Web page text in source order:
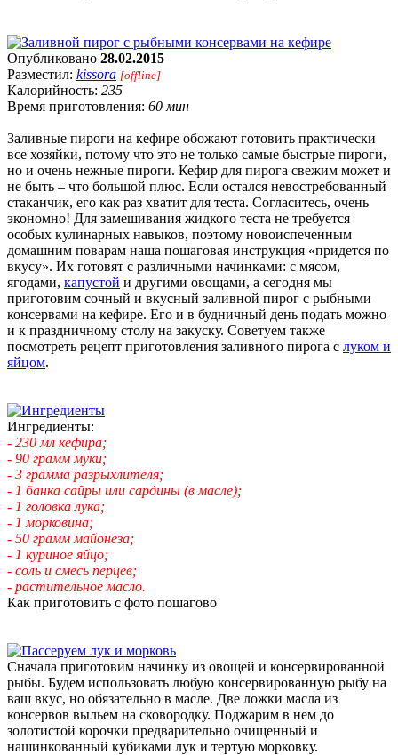
Опубликовано 28.02.2015
Разместил: kissora [offline]
Калорийность: 235
Время приготовления: 60 мин
Заливные пироги на кефире обожают готовить практически
все хозяйки, потому что это не только самые быстрые пироги,
но и очень нежные пироги. Кефир для пирога свежим может и
не быть – что большой плюс. Если остался невостребованный
стаканчик, его как раз хватит для теста. Согласитесь, очень
экономно! Для замешивания жидкого теста не требуется
особых кулинарных навыков, поэтому новоиспеченным
домашним поварам наша пошаговая инструкция «придется по
вкусу». Их готовят с различными начинками: с мясом,
ягодами, капустой и другими овощами, а сегодня мы
приготовим сочный и вкусный заливной пирог с рыбными
консервами на кефире. Его и в будничный день подать можно
и к праздничному столу на закуску. Советуем также
посмотреть рецепт приготовления заливного пирога с луком и
яйцом.
Ингредиенты:
- 230 мл кефира;
- 90 грамм муки;
- 3 грамма разрыхлителя;
- 1 банка сайры или сардины (в масле);
- 1 головка лука;
- 1 морковина;
- 50 грамм майонеза;
- 1 куриное яйцо;
- соль и смесь перцев;
- растительное масло.
Как приготовить с фото пошагово
Сначала приготовим начинку из овощей и консервированной
рыбы. Будем использовать любую консервированную рыбу на
ваш вкус, но обязательно в масле. Две ложки масла из
консервов выльем на сковородку. Поджарим в нем до
золотистой корочки предварительно очищенный и
нашинкованный кубиками лук и тертую морковку.